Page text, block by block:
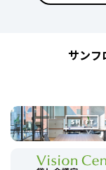
サンフ